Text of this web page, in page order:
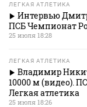
ЛЕГКАЯ АТЛЕТИКА
Интервью
ПСБ Чемпионат
25 июля 18:28
ЛЕГКАЯ АТЛЕТИКА
Владимир
10000 м (видео).
Легкая атлетика
25 июля 18:26